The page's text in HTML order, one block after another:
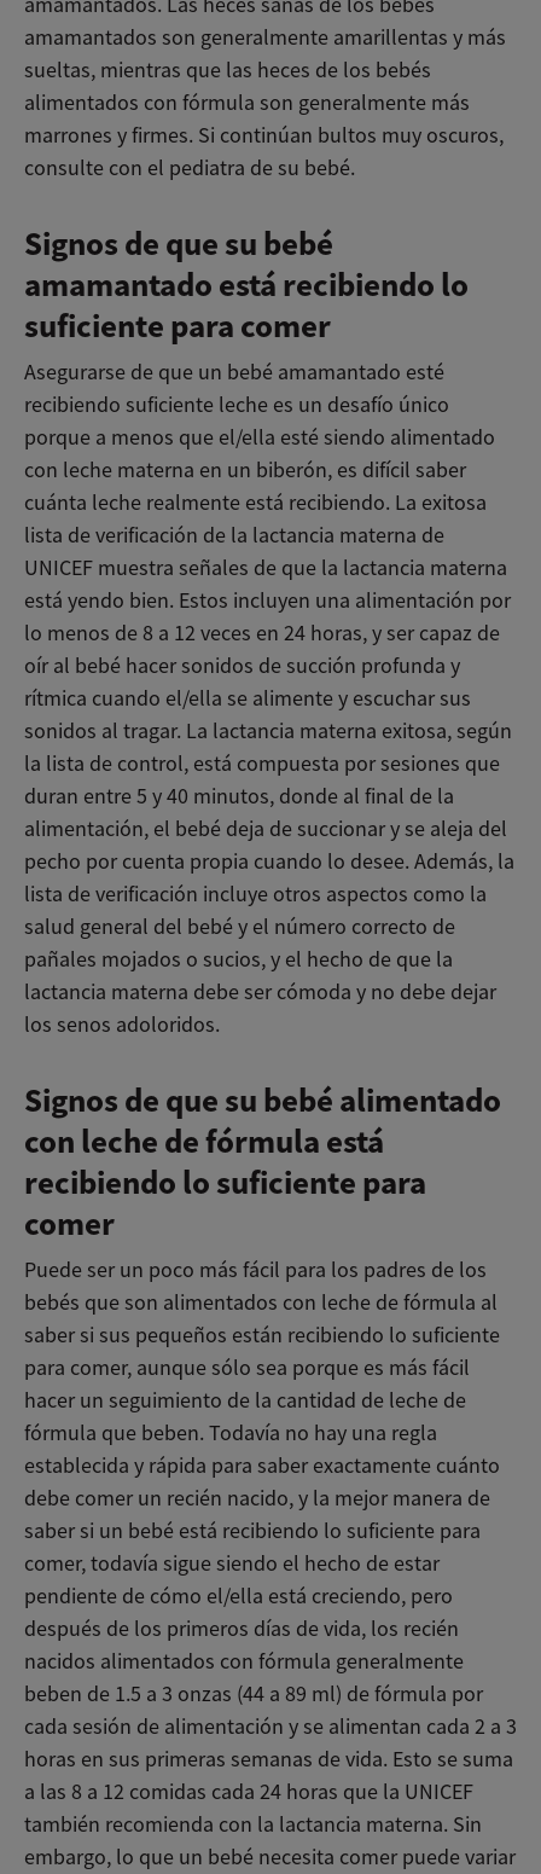
amamantados son generalmente amarillentas y más
sueltas, mientras que las heces de los bebés
alimentados con fórmula son generalmente más
marrones y firmes. Si continúan bultos muy oscuros,
consulte con el pediatra de su bebé.
Signos de que su bebé
amamantado está recibiendo lo
suficiente para comer
Asegurarse de que un bebé amamantado esté
recibiendo suficiente leche es un desafío único
porque a menos que el/ella esté siendo alimentado
con leche materna en un biberón, es difícil saber
cuánta leche realmente está recibiendo. La exitosa
lista de verificación de la lactancia materna de
UNICEF muestra señales de que la lactancia materna
está yendo bien. Estos incluyen una alimentación por
lo menos de 8 a 12 veces en 24 horas, y ser capaz de
oír al bebé hacer sonidos de succión profunda y
rítmica cuando el/ella se alimente y escuchar sus
sonidos al tragar. La lactancia materna exitosa, según
la lista de control, está compuesta por sesiones que
duran entre 5 y 40 minutos, donde al final de la
alimentación, el bebé deja de succionar y se aleja del
pecho por cuenta propia cuando lo desee. Además, la
lista de verificación incluye otros aspectos como la
salud general del bebé y el número correcto de
pañales mojados o sucios, y el hecho de que la
lactancia materna debe ser cómoda y no debe dejar
los senos adoloridos.
Signos de que su bebé alimentado
con leche de fórmula está
recibiendo lo suficiente para
comer
Puede ser un poco más fácil para los padres de los
bebés que son alimentados con leche de fórmula al
saber si sus pequeños están recibiendo lo suficiente
para comer, aunque sólo sea porque es más fácil
hacer un seguimiento de la cantidad de leche de
fórmula que beben. Todavía no hay una regla
establecida y rápida para saber exactamente cuánto
debe comer un recién nacido, y la mejor manera de
saber si un bebé está recibiendo lo suficiente para
comer, todavía sigue siendo el hecho de estar
pendiente de cómo el/ella está creciendo, pero
después de los primeros días de vida, los recién
nacidos alimentados con fórmula generalmente
beben de 1.5 a 3 onzas (44 a 89 ml) de fórmula por
cada sesión de alimentación y se alimentan cada 2 a 3
horas en sus primeras semanas de vida. Esto se suma
a las 8 a 12 comidas cada 24 horas que la UNICEF
también recomienda con la lactancia materna. Sin
embargo, lo que un bebé necesita comer puede variar